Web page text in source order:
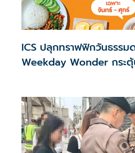
ICS ปลุกทราฟฟิกวันธรรม
Weekday Wonder กระ